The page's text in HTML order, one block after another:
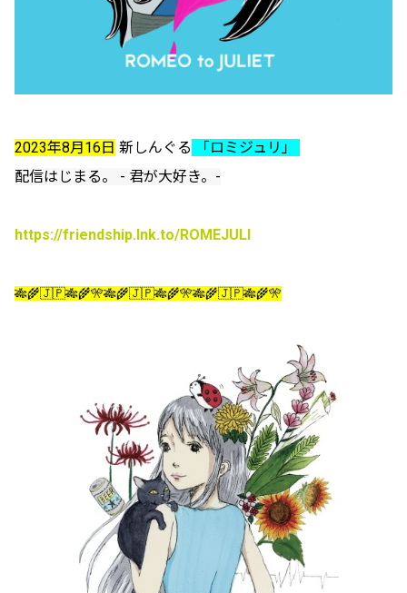
2023年8月16日 新しんぐる
「ロミジュリ」
配信はじまる。 - 君が大好き。-
https://friendship.lnk.to/ROMEJULI
🎋🌾🇯🇵🎋🌾🎌🎋🌾🇯🇵🎋🌾🎌🎋🌾🇯🇵🎋🌾🎌